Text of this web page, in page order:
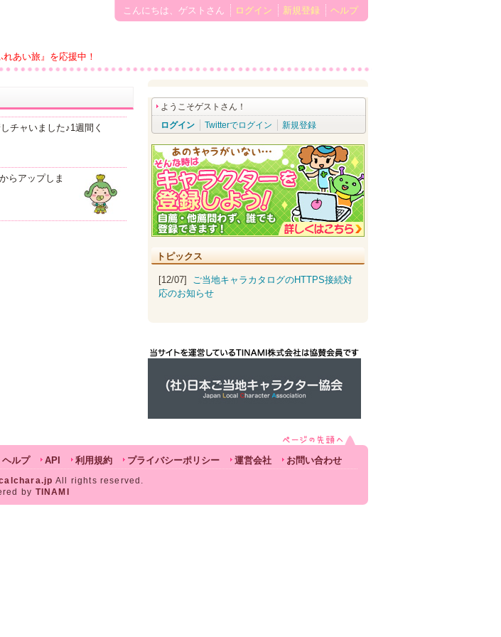
あい旅』を応援中！
こんにちは、ゲストさん ログイン 新規登録 ヘルプ
チャいました♪1週間く
らアップしま
ようこそゲストさん！
ログイン
Twitterでログイン 新規登録
トピックス
[12/07] ご当地キャラカタログのHTTPS接続対
応のお知らせ
ヘルプ API 利用規約 プライバシーポリシー 運営会社 お問い合わせ
All rights reserved.
by TINAMI